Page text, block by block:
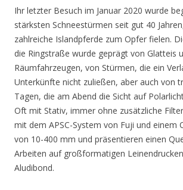
Ihr letzter Besuch im Januar 2020 wurde
stärksten Schneestürmen seit gut 40
zahlreiche Islandpferde zum Opfer fielen.
die Ringstraße wurde geprägt von Glatteis
Räumfahrzeugen, von Stürmen, die ein
Unterkünfte nicht zuließen, aber auch von
Tagen, die am Abend die Sicht auf
Oft mit Stativ, immer ohne zusätzliche
mit dem APSC-System von Fuji und einem
von 10-400 mm und präsentieren einen
Arbeiten auf großformatigen
Aludibond.